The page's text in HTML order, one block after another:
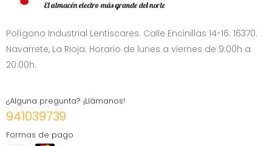
Polígono Industrial Lentiscares. Calle Encinillas 14-16. 16370.
Navarrete, La Rioja. Horario de lunes a viernes de 9:00h a
20:00h.
¿Alguna pregunta? ¡Llámanos!
941039739
Formas de pago